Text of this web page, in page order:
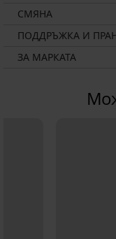
СМЯНА
ПОДДРЪЖКА И
ЗА МАРКАТА